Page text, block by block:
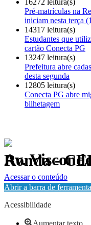
Pré-matrículas na
iniciam nesta terça
14317 leitura(s)
Estudantes que
cartão Conecta PG
13247 leitura(s)
Prefeitura abre
desta segunda
12805 leitura(s)
Conecta PG abre
bilhetagem
Av. Visconde de Taunay,
Política de Privacidade.
Acessar o conteúdo
Abrir a barra de
Acessibilidade